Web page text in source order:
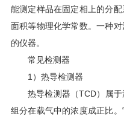
能测定样品在固定相上的分
面积等物理化学常数。一种
的仪器。
常见检测器
1）热导检测器
热导检测器（TCD）属
组分在载气中的浓度成正比